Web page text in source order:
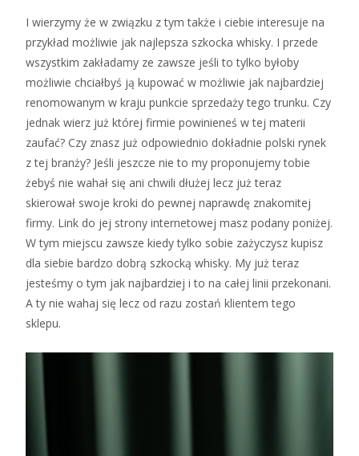
I wierzymy że w związku z tym także i ciebie interesuje na
przykład możliwie jak najlepsza szkocka whisky. I przede
wszystkim zakładamy ze zawsze jeśli to tylko byłoby
możliwie chciałbyś ją kupować w możliwie jak najbardziej
renomowanym w kraju punkcie sprzedaży tego trunku. Czy
jednak wierz już której firmie powinieneś w tej materii
zaufać? Czy znasz już odpowiednio dokładnie polski rynek
z tej branży? Jeśli jeszcze nie to my proponujemy tobie
żebyś nie wahał się ani chwili dłużej lecz już teraz
skierował swoje kroki do pewnej naprawdę znakomitej
firmy. Link do jej strony internetowej masz podany poniżej.
W tym miejscu zawsze kiedy tylko sobie zażyczysz kupisz
dla siebie bardzo dobrą szkocką whisky. My już teraz
jesteśmy o tym jak najbardziej i to na całej linii przekonani.
A ty nie wahaj się lecz od razu zostań klientem tego
sklepu.